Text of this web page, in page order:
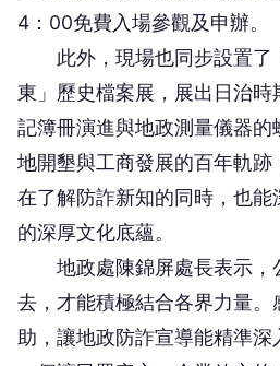
4：00免費入場參觀及申辦。
此外，現場也同步設置了
東」歷史檔案展，展出日治
記簿冊演進與地政測量儀器的
地開墾與工商發展的百年軌
在了解防詐新知的同時，也
的深厚文化底蘊。
地政處陳錦屏處長表示，
去，才能積極結合各界力量。
助，讓地政防詐宣導能精準